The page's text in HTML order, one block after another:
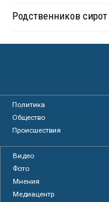
Родственников
Политика
Общество
Происшествия
Видео
Фото
Мнения
Медиацентр